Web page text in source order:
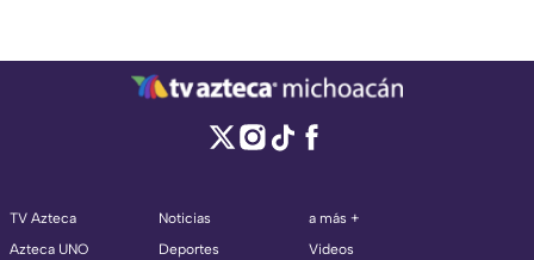
TV Azteca
Azteca UNO
Noticias
Deportes
a más +
Videos